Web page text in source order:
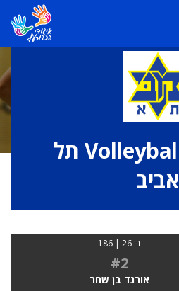
מכבי Volleyballers תל
אביב
בן 26 | 186
#2
אורגד בן שחר